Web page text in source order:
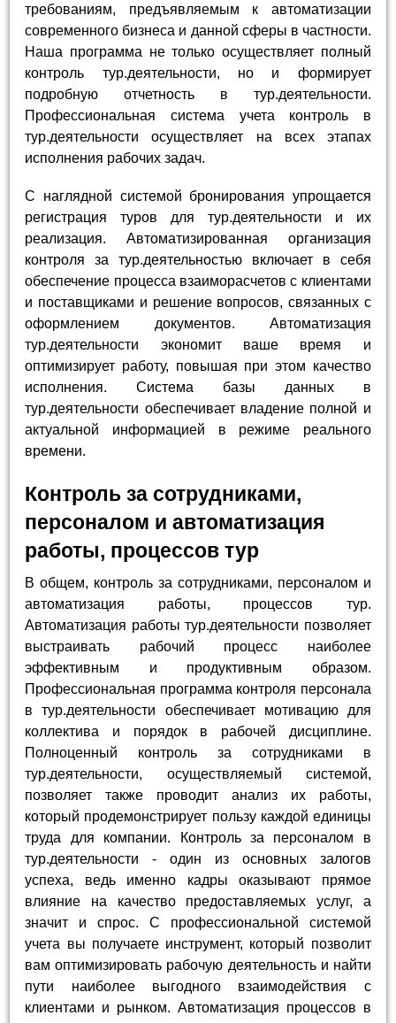
требованиям, предъявляемым к автоматизации
современного бизнеса и данной сферы в частности.
Наша программа не только осуществляет полный
контроль тур.деятельности, но и формирует
подробную отчетность в тур.деятельности.
Профессиональная система учета контроль в
тур.деятельности осуществляет на всех этапах
исполнения рабочих задач.
С наглядной системой бронирования упрощается
регистрация туров для тур.деятельности и их
реализация. Автоматизированная организация
контроля за тур.деятельностью включает в себя
обеспечение процесса взаиморасчетов с клиентами
и поставщиками и решение вопросов, связанных с
оформлением документов. Автоматизация
тур.деятельности экономит ваше время и
оптимизирует работу, повышая при этом качество
исполнения. Система базы данных в
тур.деятельности обеспечивает владение полной и
актуальной информацией в режиме реального
времени.
Контроль за сотрудниками,
персоналом и автоматизация
работы, процессов тур
В общем, контроль за сотрудниками, персоналом и
автоматизация работы, процессов тур.
Автоматизация работы тур.деятельности позволяет
выстраивать рабочий процесс наиболее
эффективным и продуктивным образом.
Профессиональная программа контроля персонала
в тур.деятельности обеспечивает мотивацию для
коллектива и порядок в рабочей дисциплине.
Полноценный контроль за сотрудниками в
тур.деятельности, осуществляемый системой,
позволяет также проводит анализ их работы,
который продемонстрирует пользу каждой единицы
труда для компании. Контроль за персоналом в
тур.деятельности - один из основных залогов
успеха, ведь именно кадры оказывают прямое
влияние на качество предоставляемых услуг, а
значит и спрос. С профессиональной системой
учета вы получаете инструмент, который позволит
вам оптимизировать рабочую деятельность и найти
пути наиболее выгодного взаимодействия с
клиентами и рынком. Автоматизация процессов в